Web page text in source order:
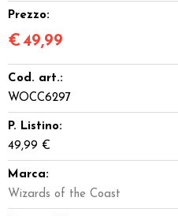
Prezzo:
€49,99
Cod. art.:
WOCC6297
P. Listino:
49,99 €
Marca:
Wizards of the Coast